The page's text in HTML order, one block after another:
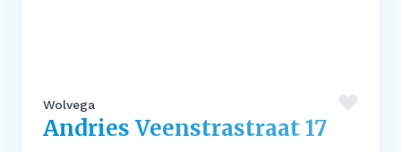
Wolvega
Andries Veenstrastraat 17